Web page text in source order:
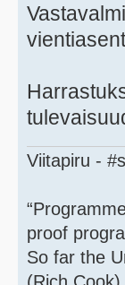
Viitapiru -
proof
So far the